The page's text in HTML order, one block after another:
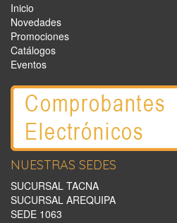
Inicio
Novedades
Promociones
Catálogos
Eventos
NUESTRAS SEDES
SUCURSAL TACNA
SUCURSAL AREQUIPA
SEDE 1063